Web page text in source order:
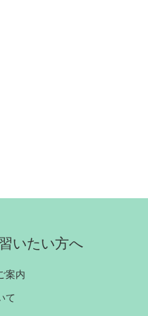
いたい方へ
案内
て